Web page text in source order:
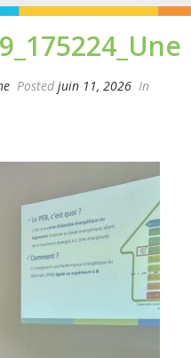
Posted juin 11, 2026 In